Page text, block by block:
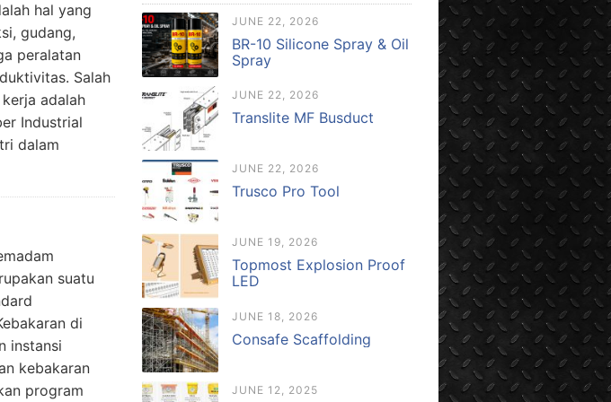
hal yang
gudang,
peralatan
Salah
adalah
Industrial
dalam
suatu
di
instansi
kebakaran
program
JUNE 22, 2026
BR-10 Silicone Spray & Oil
Spray
JUNE 22, 2026
Translite MF Busduct
JUNE 22, 2026
Trusco Pro Tool
JUNE 19, 2026
Topmost Explosion Proof
LED
JUNE 18, 2026
Consafe Scaffolding
JUNE 12, 2025